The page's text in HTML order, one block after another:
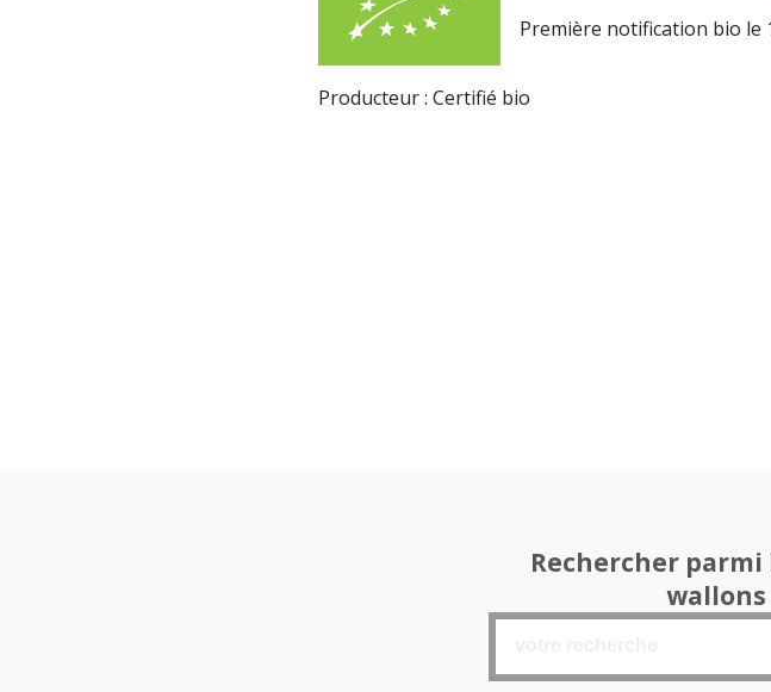
Première notification bio le
Producteur : Certifié bio
Rechercher